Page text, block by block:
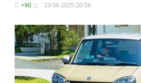
+90 23 06 2025 20:58